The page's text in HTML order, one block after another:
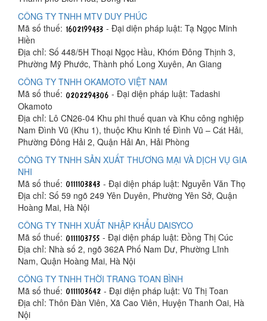
CÔNG TY TNHH MTV DUY PHÚC
Mã số thuế:
- Đại diện pháp luật: Tạ Ngọc Minh
Hiền
Địa chỉ: Số 448/5H Thoại Ngọc Hầu, Khóm Đông Thịnh 3,
Phường Mỹ Phước, Thành phố Long Xuyên, An Giang
CÔNG TY TNHH OKAMOTO VIỆT NAM
Mã số thuế:
- Đại diện pháp luật: Tadashi
Okamoto
Địa chỉ: Lô CN26-04 Khu phi thuế quan và Khu công nghiệp
Nam Đình Vũ (Khu 1), thuộc Khu Kinh tế Đình Vũ – Cát Hải,
Phường Đông Hải 2, Quận Hải An, Hải Phòng
CÔNG TY TNHH SẢN XUẤT THƯƠNG MẠI VÀ DỊCH VỤ GIA
NHI
Mã số thuế:
- Đại diện pháp luật: Nguyễn Văn Thọ
Địa chỉ: Số 59 ngõ 249 Yên Duyên, Phường Yên Sở, Quận
Hoàng Mai, Hà Nội
CÔNG TY TNHH XUẤT NHẬP KHẨU DAISYCO
Mã số thuế:
- Đại diện pháp luật: Đồng Thị Cúc
Địa chỉ: Nhà số 2, ngõ 362A Phố Nam Dư, Phường Lĩnh
Nam, Quận Hoàng Mai, Hà Nội
CÔNG TY TNHH THỜI TRANG TOAN BÌNH
Mã số thuế:
- Đại diện pháp luật: Vũ Thị Toan
Địa chỉ: Thôn Đàn Viên, Xã Cao Viên, Huyện Thanh Oai, Hà
Nội